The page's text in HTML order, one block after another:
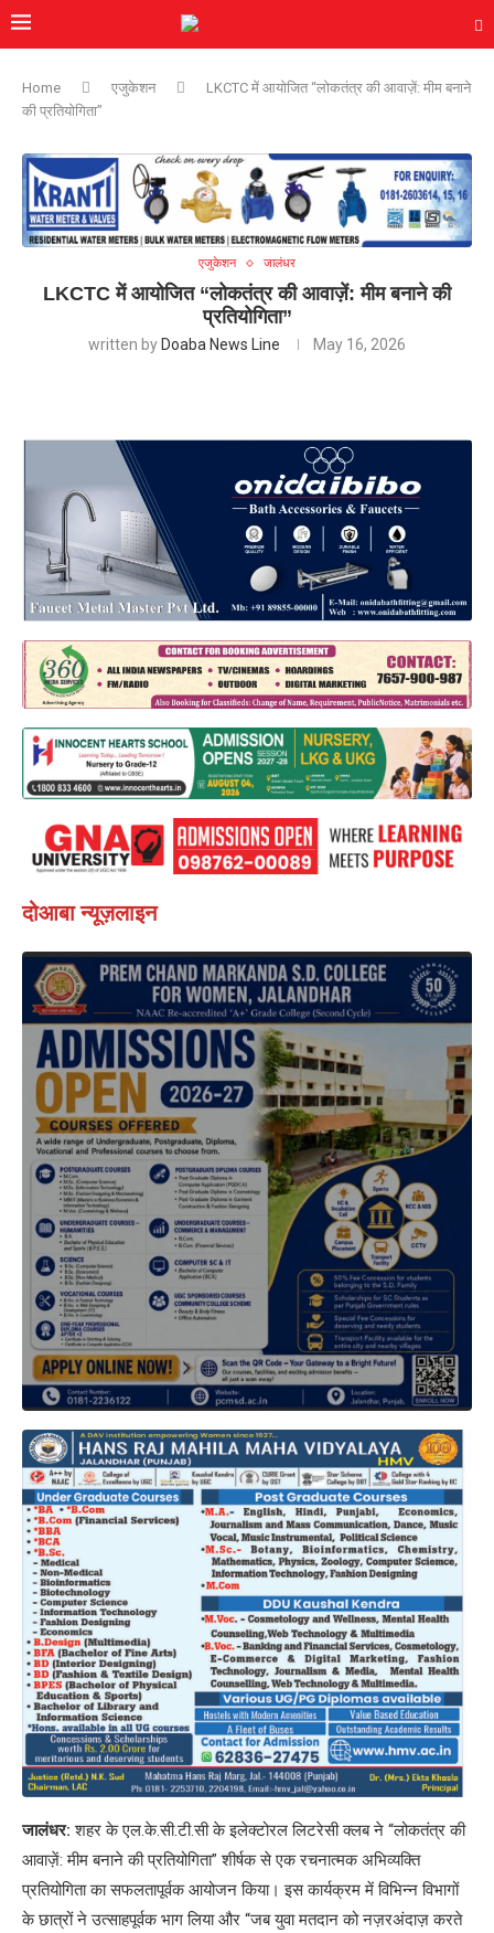
Home एजुकेशन
LKCTC में आयोजित “लोकतंत्र की आवाज़ें: मीम बनाने
की प्रतियोगिता”
एजुकेशन जालंधर
LKCTC में आयोजित “लोकतंत्र की आवाज़ें: मीम बनाने की
प्रतियोगिता”
written by Doaba News Line May 16, 2026
दोआबा न्यूज़लाइन
जालंधर:शहर के एल.के.सी.टी.सी के इलेक्टोरल लिटरेसी क्लब ने “लोकतंत्र की
आवाज़ें: मीम बनाने की प्रतियोगिता” शीर्षक से एक रचनात्मक अभिव्यक्ति
प्रतियोगिता का सफलतापूर्वक आयोजन किया। इस कार्यक्रम में विभिन्न विभागों
के छात्रों ने उत्साहपूर्वक भाग लिया और “जब युवा मतदान को नज़रअंदाज़ करते